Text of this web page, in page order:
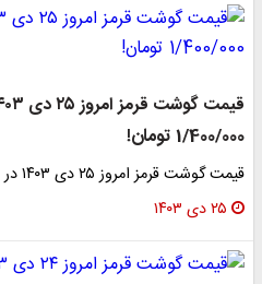
1/400/000 تومان!
قیمت گوشت قرمز امروز ۲۵ دی ۱۴۰۳ در انواع مختلف اعلام شد.
۲۵ دی ۱۴۰۳